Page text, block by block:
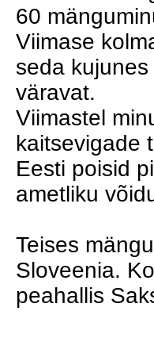
60
Viimase
seda
väravat.
Viimastel
kaitsevigade
Eesti poisid
ametliku
Teises
Sloveenia.
peahallis